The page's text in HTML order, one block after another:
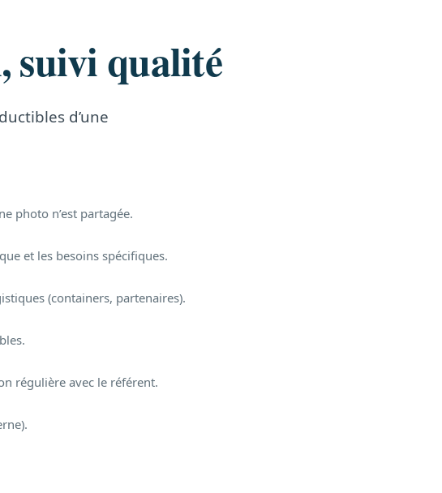
suivi qualité
d’une
photo n’est partagée.
et les besoins spécifiques.
(containers, partenaires).
régulière avec le référent.